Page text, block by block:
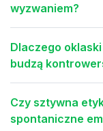
wyzwaniem?
Dlaczego
budzą
Czy sztywna
spontaniczne